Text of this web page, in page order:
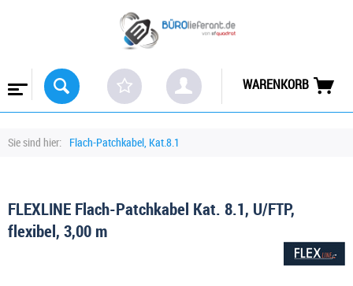
WARENKORB
Sie sind hier: Flach-Patchkabel, Kat.8.1
FLEXLINE Flach-Patchkabel Kat. 8.1, U/FTP,
flexibel, 3,00 m